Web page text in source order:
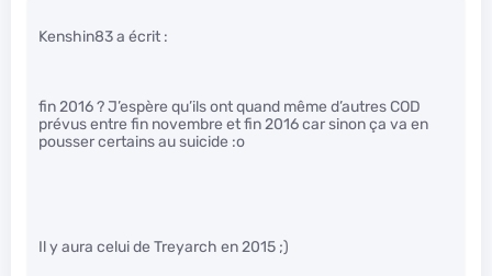
Kenshin83 a écrit :
fin 2016 ? J’espère qu’ils ont quand même d’autres COD
prévus entre fin novembre et fin 2016 car sinon ça va en
pousser certains au suicide :o
Il y aura celui de Treyarch en 2015 ;)